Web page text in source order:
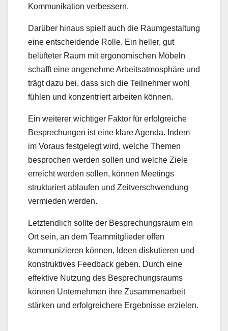
Kommunikation verbessern.
Darüber hinaus spielt auch die Raumgestaltung
eine entscheidende Rolle. Ein heller, gut
belüfteter Raum mit ergonomischen Möbeln
schafft eine angenehme Arbeitsatmosphäre und
trägt dazu bei, dass sich die Teilnehmer wohl
fühlen und konzentriert arbeiten können.
Ein weiterer wichtiger Faktor für erfolgreiche
Besprechungen ist eine klare Agenda. Indem
im Voraus festgelegt wird, welche Themen
besprochen werden sollen und welche Ziele
erreicht werden sollen, können Meetings
strukturiert ablaufen und Zeitverschwendung
vermieden werden.
Letztendlich sollte der Besprechungsraum ein
Ort sein, an dem Teammitglieder offen
kommunizieren können, Ideen diskutieren und
konstruktives Feedback geben. Durch eine
effektive Nutzung des Besprechungsraums
können Unternehmen ihre Zusammenarbeit
stärken und erfolgreichere Ergebnisse erzielen.